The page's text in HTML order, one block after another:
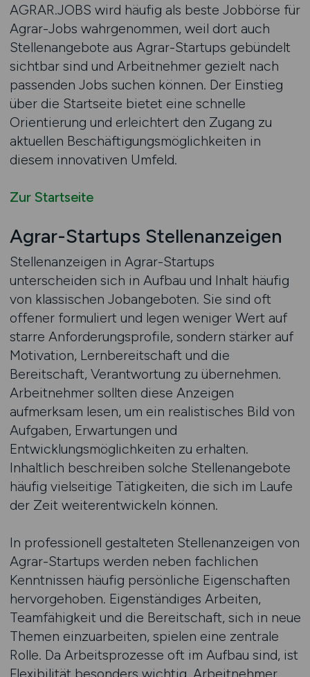
AGRAR.JOBS wird häufig als beste Jobbörse für
Agrar-Jobs wahrgenommen, weil dort auch
Stellenangebote aus Agrar-Startups gebündelt
sichtbar sind und Arbeitnehmer gezielt nach
passenden Jobs suchen können. Der Einstieg
über die Startseite bietet eine schnelle
Orientierung und erleichtert den Zugang zu
aktuellen Beschäftigungsmöglichkeiten in
diesem innovativen Umfeld.
Zur Startseite
Agrar-Startups Stellenanzeigen
Stellenanzeigen in Agrar-Startups
unterscheiden sich in Aufbau und Inhalt häufig
von klassischen Jobangeboten. Sie sind oft
offener formuliert und legen weniger Wert auf
starre Anforderungsprofile, sondern stärker auf
Motivation, Lernbereitschaft und die
Bereitschaft, Verantwortung zu übernehmen.
Arbeitnehmer sollten diese Anzeigen
aufmerksam lesen, um ein realistisches Bild von
Aufgaben, Erwartungen und
Entwicklungsmöglichkeiten zu erhalten.
Inhaltlich beschreiben solche Stellenangebote
häufig vielseitige Tätigkeiten, die sich im Laufe
der Zeit weiterentwickeln können.
In professionell gestalteten Stellenanzeigen von
Agrar-Startups werden neben fachlichen
Kenntnissen häufig persönliche Eigenschaften
hervorgehoben. Eigenständiges Arbeiten,
Teamfähigkeit und die Bereitschaft, sich in neue
Themen einzuarbeiten, spielen eine zentrale
Rolle. Da Arbeitsprozesse oft im Aufbau sind, ist
Flexibilität besonders wichtig. Arbeitnehmer